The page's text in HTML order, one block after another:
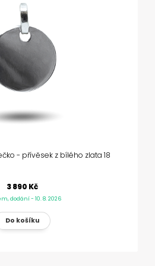
- přívěsek z bílého zlata 18
3 890 Kč
dodání - 10. 8. 2026